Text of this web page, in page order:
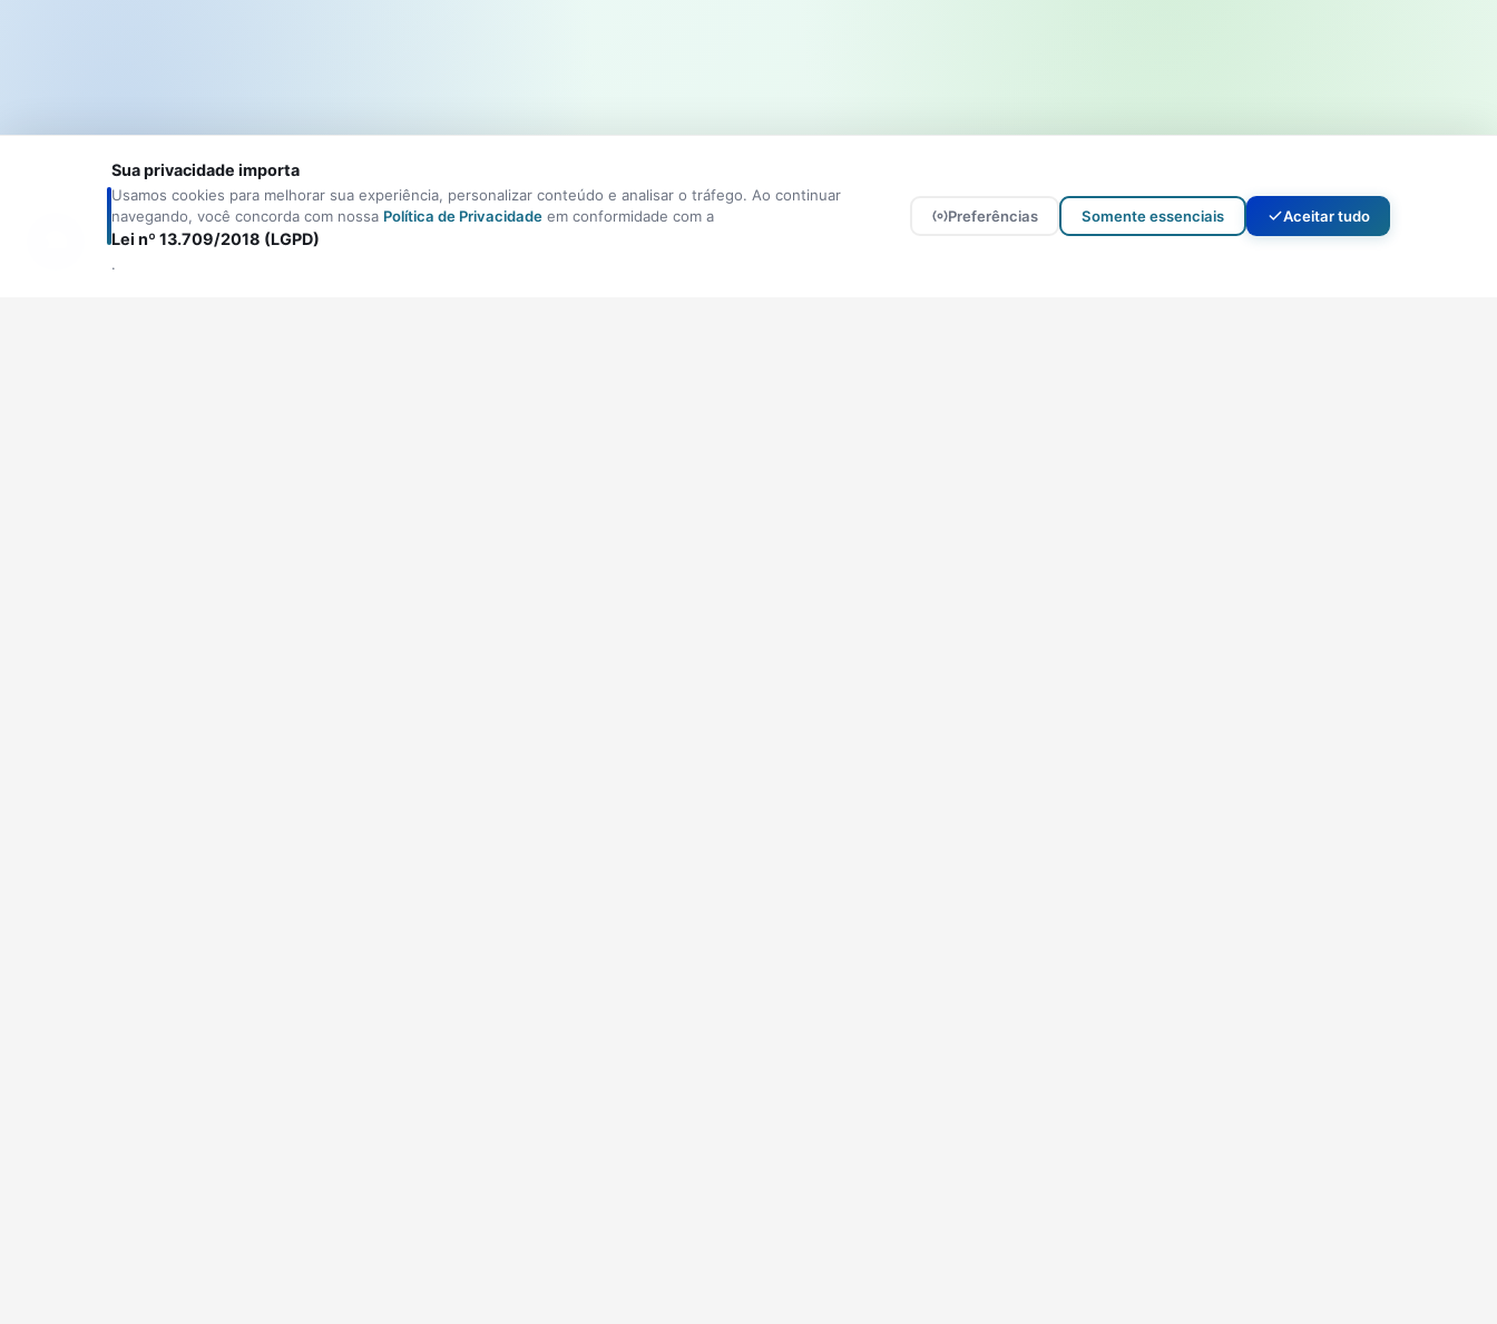
Sua privacidade importa
Usamos cookies para melhorar sua experiência, personalizar conteúdo e analisar o tráfego. Ao continuar
navegando, você concorda com nossa Política de Privacidade em conformidade com a
Lei nº 13.709/2018 (LGPD)
.
Preferências Somente essenciais Aceitar tudo